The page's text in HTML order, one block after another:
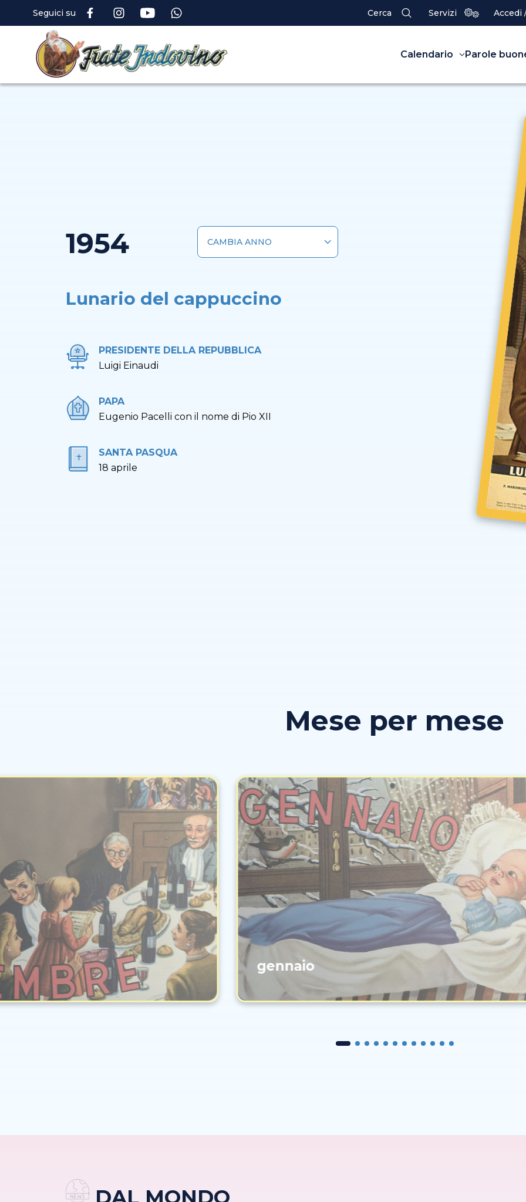
Seguici su Cerca Servizi Accedi
Calendario Parole
1954
Lunario del cappuccino
PRESIDENTE DELLA REPUBBLICA
Luigi Einaudi
PAPA
Eugenio Pacelli con il nome di Pio XII
SANTA PASQUA
18 aprile
Mese per mese
gennaio